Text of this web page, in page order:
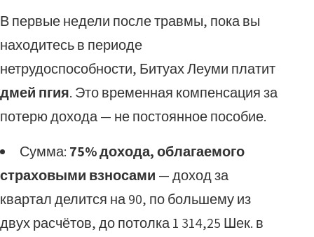
В первые недели после травмы, пока вы
находитесь в периоде
нетрудоспособности, Битуах Леуми платит
дмей пгия. Это временная компенсация за
потерю дохода — не постоянное пособие.
Сумма: 75% дохода, облагаемого
страховыми взносами — доход за
квартал делится на 90, по большему из
двух расчётов, до потолка 1 314,25 Шек. в